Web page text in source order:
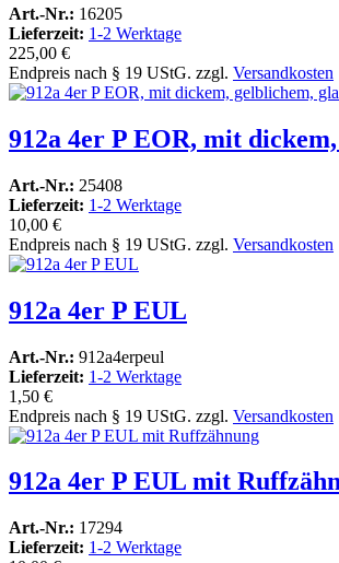
Art.-Nr.: 16205
Lieferzeit: 1-2 Werktage
225,00 €
Endpreis nach § 19 UStG. zzgl. Versandkosten
912a 4er P EOR, mit
Art.-Nr.: 25408
Lieferzeit: 1-2 Werktage
10,00 €
Endpreis nach § 19 UStG. zzgl. Versandkosten
912a 4er P EUL
Art.-Nr.: 912a4erpeul
Lieferzeit: 1-2 Werktage
1,50 €
Endpreis nach § 19 UStG. zzgl. Versandkosten
912a 4er P EUL mit
Art.-Nr.: 17294
Lieferzeit: 1-2 Werktage